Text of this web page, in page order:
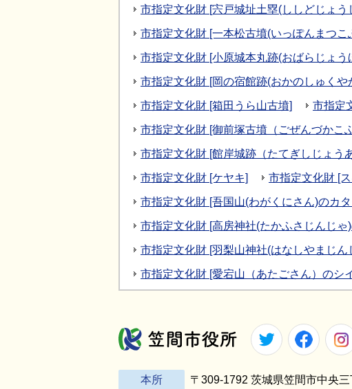
市指定文化財 [宍戸城址土塁(ししどじょう
市指定文化財 [一本松古墳(いっぽんまつこ
市指定文化財 [小原城本丸跡(おばらじょう
市指定文化財 [岡の宿館跡(おかのしゅくや
市指定文化財 [箱田うら山古墳] 市指定
市指定文化財 [御前塚古墳（ごぜんづかこ
市指定文化財 [館岸城跡（たてぎしじょう
市指定文化財 [ケヤキ] 市指定文化財 [ス
市指定文化財 [吾国山(わがくにさん)のカ
市指定文化財 [高房神社(たかふさじんじゃ
市指定文化財 [羽梨山神社(はなしやまじん
市指定文化財 [愛宕山（あたごさん）のシイ
笠間市役所Twitter
本所 〒309-1792 茨城県笠間市中央